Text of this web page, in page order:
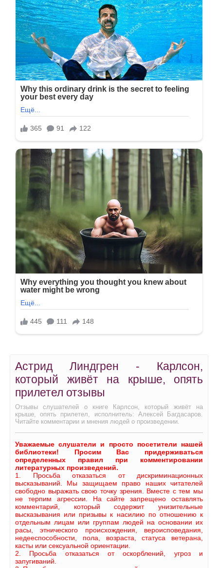
Астрид Линдгрен - Карлсон,
который живёт на крыше, опять
прилетел отзывы
Отзывы слушателей о книге Карлсон, который живёт на
крыше, опять прилетел, исполнитель: Алексей Багдасаров.
Читайте комментарии и мнения людей о произведении.
Уважаемые слушатели и просто посетители нашей
библиотеки! Просим Вас придерживаться
определенных правил при комментировании
литературных произведений.
1. Просьба отказаться от дискриминационных
высказываний. Мы защищаем право наших читателей
свободно выражать свою точку зрения. Вместе с тем мы
не терпим агрессии. На сайте запрещено оставлять
комментарий, который содержит унизительные
высказывания или призывы к насилию по отношению к
отдельным лицам или группам людей на основании их
расы, этнического происхождения, вероисповедания,
недееспособности, пола, возраста, статуса ветерана,
касты или сексуальной ориентации.
2. Просьба отказаться от оскорблений, угроз и
запугиваний.